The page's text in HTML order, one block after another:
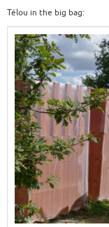
Télou in the big bag: